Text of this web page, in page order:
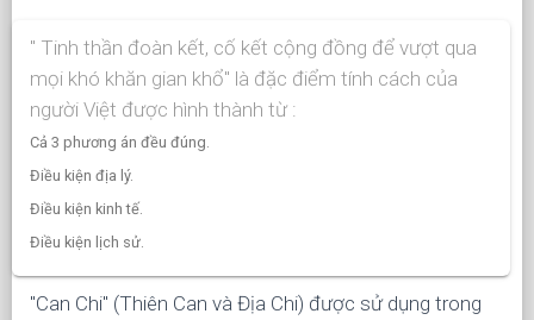
" Tinh thần đoàn kết, cố kết cộng đồng để vượt qua
mọi khó khăn gian khổ" là đặc điểm tính cách của
người Việt được hình thành từ :
Cả 3 phương án đều đúng.
Điều kiện địa lý.
Điều kiện kinh tế.
Điều kiện lịch sử.
"Can Chi" (Thiên Can và Địa Chi) được sử dụng trong